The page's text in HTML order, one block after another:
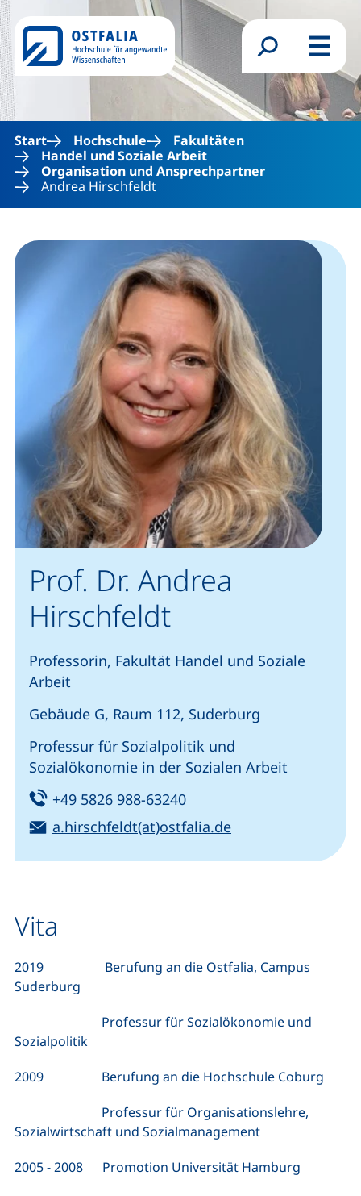
Direkt zum Inhalt
Suchformular
Menü
Start Hochschule
Fakultäten
Handel und Soziale Arbeit
Organisation und Ansprechpartner
Andrea Hirschfeldt
Prof. Dr. Andrea
Hirschfeldt
Professorin, Fakultät Handel und Soziale
Arbeit
Gebäude G, Raum 112, Suderburg
Professur für Sozialpolitik und
Sozialökonomie in der Sozialen Arbeit
Tel:
+49 5826 988-63240(startet einen
E-Mail:
a.hirschfeldt(at)ostfalia.de(öffnet Ihr E-Mail-
Vita
2019 Berufung an die Ostfalia, Campus
Suderburg
Professur für Sozialökonomie und
Sozialpolitik
2009 Berufung an die Hochschule Coburg
Professur für Organisationslehre,
Sozialwirtschaft und Sozialmanagement
2005 - 2008 Promotion Universität Hamburg